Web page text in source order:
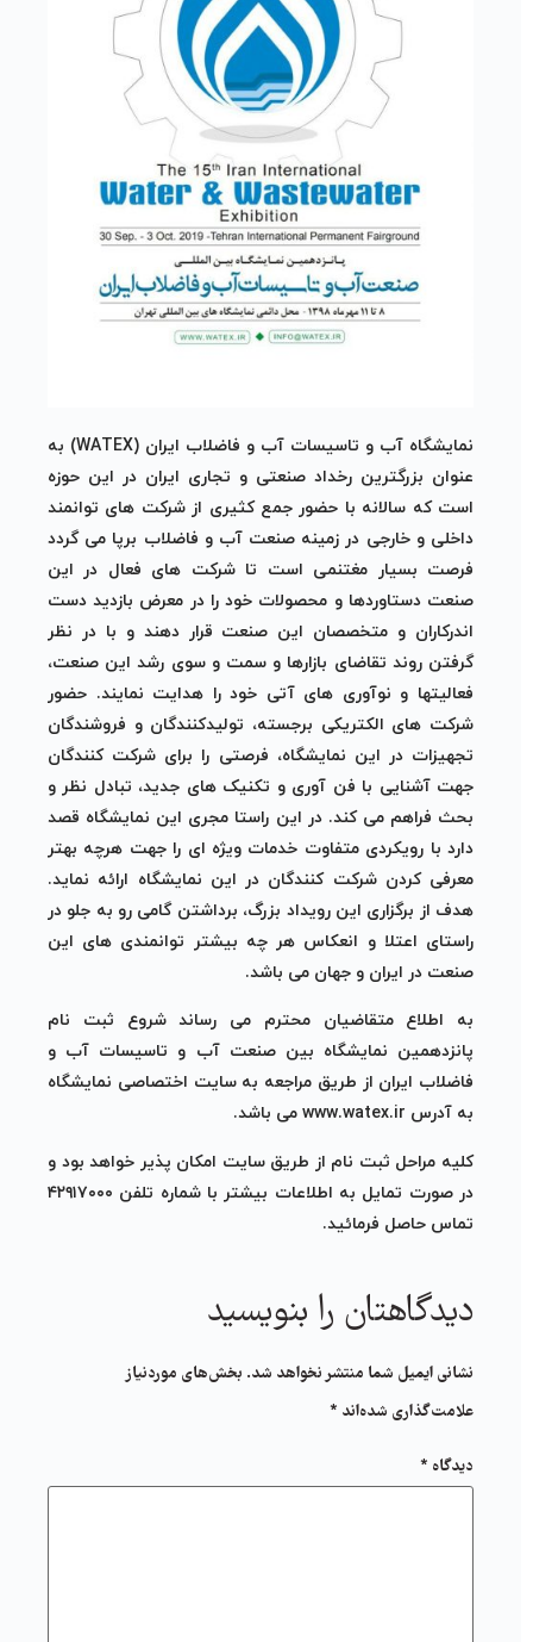
نمایشگاه آب و تاسیسات آب و فاضلاب ایران (WATEX)
به
عنوان بزرگترین رخداد صنعتی و تجاری ایران در این حوزه
است كه سالانه با حضور جمع كثیری از شركت های توانمند
داخلی و خارجی در زمینه صنعت آب و فاضلاب برپا می گردد
فرصت بسیار مغتنمی است تا شركت های فعال در این
صنعت دستاوردها و محصولات خود را در معرض بازدید دست
اندركاران و متخصصان این صنعت قرار دهند و با در نظر
گرفتن روند تقاضای بازارها و سمت و سوی رشد این صنعت،
فعالیتها و نوآوری های آتی خود را هدایت نمایند. حضور
شرکت های الکتریکی برجسته، تولیدکنندگان و فروشندگان
تجهیزات در این نمایشگاه، فرصتی را برای شرکت کنندگان
جهت آشنایی با فن آوری و تکنیک های جدید، تبادل نظر و
بحث فراهم می کند. در این راستا مجری این نمایشگاه قصد
دارد با رویكردی متفاوت خدمات ویژه ای را جهت هرچه بهتر
معرفی كردن شركت كنندگان در این نمایشگاه ارائه نماید.
هدف از برگزاری این رویداد بزرگ، برداشتن گامی رو به جلو در
راستای اعتلا و انعكاس هر چه بیشتر توانمندی های این
صنعت در ایران و جهان می باشد.
به اطلاع متقاضیان محترم می رساند شروع ثبت نام
پانزدهمین نمایشگاه بین صنعت آب و تاسيسات آب و
فاضلاب ايران از طریق مراجعه به سایت اختصاصی نمایشگاه
به آدرس www.watex.ir می باشد.
کلیه مراحل ثبت نام از طریق سایت امکان پذیر خواهد بود و
در صورت تمایل به اطلاعات بیشتر با شماره تلفن ۴۲۹۱۷۰۰۰
تماس حاصل فرمائید.
دیدگاهتان را بنویسید
نشانی ایمیل شما منتشر نخواهد شد. بخش‌های موردنیاز
علامت‌گذاری شده‌اند *
دیدگاه *